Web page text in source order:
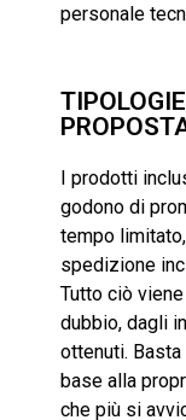
personale
I prodotti
godono di
tempo
spedizione
Tutto ciò
dubbio, dagli
ottenuti.
base alla
che più si